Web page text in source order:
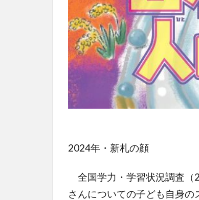
2024年・新札の顔
全国学力・学習状況調査（
さんについての子ども自身